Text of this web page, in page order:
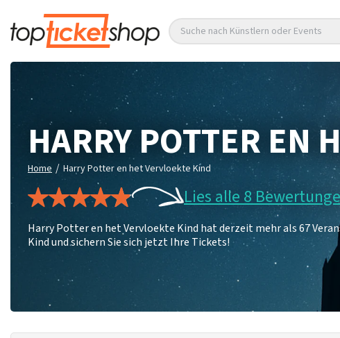
Suche nach Künstlern oder Events
HARRY POTTER EN
Home / Harry Potter en het Vervloekte Kind
Lies alle 8
Harry Potter en het Vervloekte Kind hat derzeit mehr als 67
Kind und sichern Sie sich jetzt Ihre Tickets!